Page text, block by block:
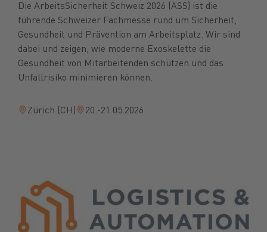
Die ArbeitsSicherheit Schweiz 2026 (ASS) ist die
führende Schweizer Fachmesse rund um Sicherheit,
Gesundheit und Prävention am Arbeitsplatz. Wir sind
dabei und zeigen, wie moderne Exoskelette die
Gesundheit von Mitarbeitenden schützen und das
Unfallrisiko minimieren können.
Zürich (CH) 20.-21.05.2026